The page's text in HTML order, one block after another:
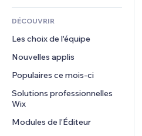
Classement de sites
E-mail
Comptabilité
Coupons et fidélisation
Solutions d'entreposage
Financement participatif
Alimentation et boissons
Immobilier
Réservations
Podcasts
Photographie
Vidéo
PDF
Partage de fichiers
Actualités
Services de contenu
Effets de texte
Confidentialité
Horloge
Modèles de pages
Effets sur images
Boutons et menus
Bannières et badges
Calculateurs
Rechercher
Formulaires
Sondages
Chat
Commentaires
Téléphone
Communauté
Avis et commentaires
DÉCOUVRIR
Les choix de l'équipe
Nouvelles applis
Populaires ce mois‑ci
Solutions professionnelles
Wix
Modules de l'Éditeur